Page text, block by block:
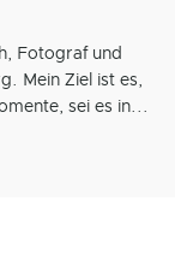
Fotograf und
Mein Ziel ist es,
sei es in...